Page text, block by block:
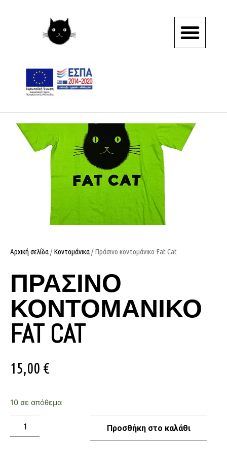
Αρχική σελίδα/Κοντομάνικα/ Πράσινο κοντομάνικο Fat Cat
ΠΡΆΣΙΝΟ
ΚΟΝΤΟΜΆΝΙΚΟ
FAT CAT
15,00 €
10 σε απόθεμα
Προσθήκη στο καλάθι